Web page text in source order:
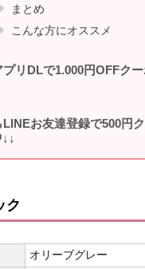
まとめ
こんな方にオススメ
プリDLで1.000円OFFク
LINEお友達登録で500円
ク
オリーブグレー